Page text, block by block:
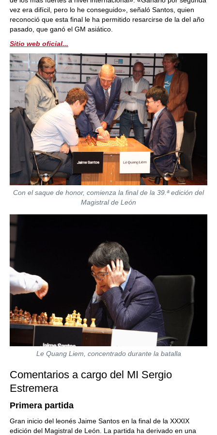
vez era difícil, pero lo he conseguido», señaló Santos, quien
reconoció que esta final le ha permitido resarcirse de la del año
pasado, que ganó el GM asiático.
Sitio web oficial...
Con el saque de honor, comienza la final de la 39.ª edición del
Magistral de León
Le Quang Liem, concentrado durante la batalla
Comentarios a cargo del MI Sergio
Estremera
Primera partida
Gran inicio del leonés Jaime Santos en la final de la XXXIX
edición del Magistral de León. La partida ha derivado en una